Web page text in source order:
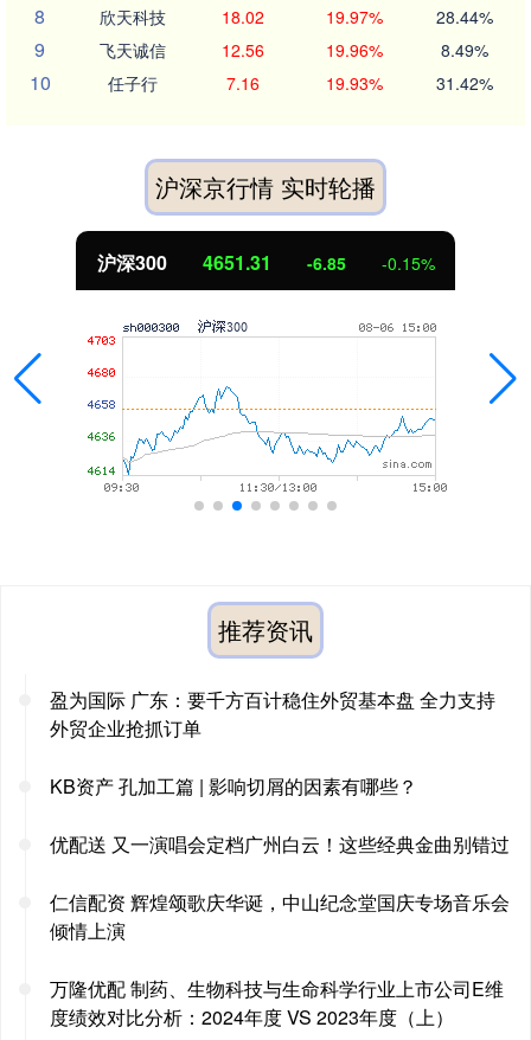
8 欣天科技 18.02 19.97% 28.44%
9 飞天诚信 12.56 19.96% 8.49%
10 任子行 7.16 19.93% 31.42%
沪深京行情 实时轮播
沪深300 4651.31 -6.85 -0.15%
推荐资讯
盈为国际 广东：要千方百计稳住外贸基本盘 全力支持
外贸企业抢抓订单
KB资产 孔加工篇 | 影响切屑的因素有哪些？
优配送 又一演唱会定档广州白云！这些经典金曲别错过
仁信配资 辉煌颂歌庆华诞，中山纪念堂国庆专场音乐会
倾情上演
万隆优配 制药、生物科技与生命科学行业上市公司E维
度绩效对比分析：2024年度 VS 2023年度（上）